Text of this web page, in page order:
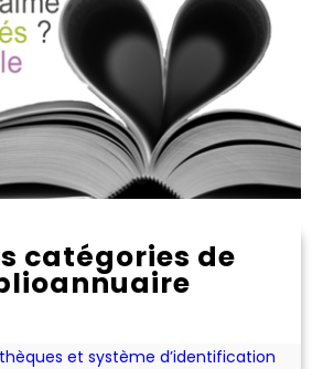
catégories de
périodiques
et système d’identification